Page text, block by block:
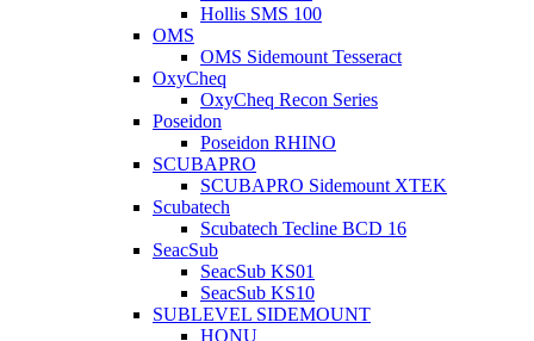
Hollis SMS 100
OMS
OMS Sidemount Tesseract
OxyCheq
OxyCheq Recon Series
Poseidon
Poseidon RHINO
SCUBAPRO
SCUBAPRO Sidemount XTEK
Scubatech
Scubatech Tecline BCD 16
SeacSub
SeacSub KS01
SeacSub KS10
SUBLEVEL SIDEMOUNT
HONU